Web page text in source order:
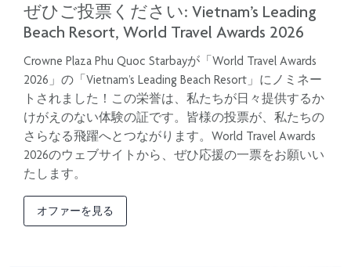
ぜひご投票ください: Vietnam’s Leading
Beach Resort, World Travel Awards 2026
Crowne Plaza Phu Quoc Starbayが「World Travel Awards
2026」の「Vietnam’s Leading Beach Resort」にノミネー
トされました！この栄誉は、私たちが日々提供するか
けがえのない体験の証です。皆様の投票が、私たちの
さらなる飛躍へとつながります。World Travel Awards
2026のウェブサイトから、ぜひ応援の一票をお願いい
たします。
オファーを見る